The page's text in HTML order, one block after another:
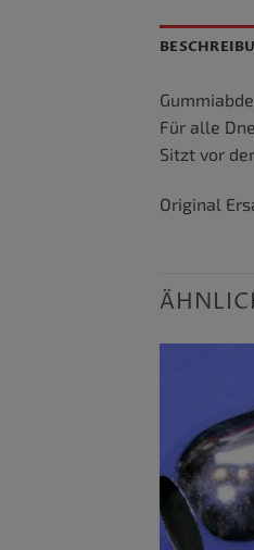
Für alle
Sitzt vor
Original